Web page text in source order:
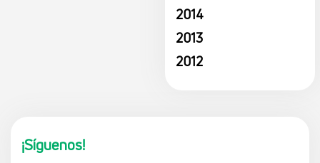
2014
2013
2012
¡Síguenos!